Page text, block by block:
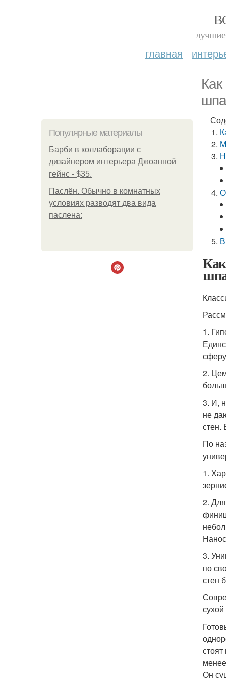
лучшие
главная
Популярные материалы
Барби в коллаборации с
дизайнером интерьера Джоанной
гейнс - $35.
Паслён. Обычно в комнатных
условиях разводят два вида
паслена:
1.
2.
3. И,
не
стен.
По
1.
2.
3.
по
стен
Он